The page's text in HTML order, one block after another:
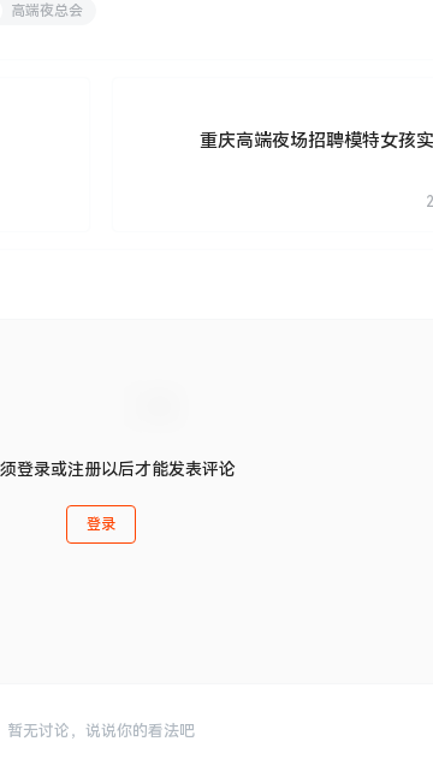
高端夜总会
重庆高端夜场招聘模特女孩
登录或注册以后才能发表评论
登录
暂无讨论，说说你的看法吧